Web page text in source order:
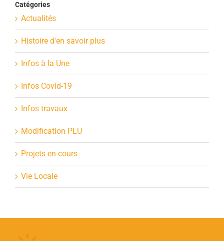
Catégories
Actualités
Histoire d'en savoir plus
Infos à la Une
Infos Covid-19
Infos travaux
Modification PLU
Projets en cours
Vie Locale